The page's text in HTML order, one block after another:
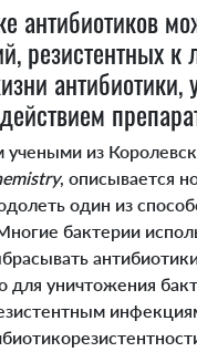
антибиотиков
резистентных
учеными из
, описывается
один из
бактерии
для уничтожения